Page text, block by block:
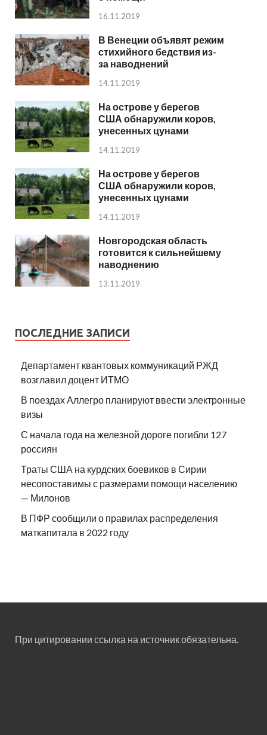
16.11.2019
В Венеции объявят режим
стихийного бедствия из-
за наводнений
14.11.2019
На острове у берегов
США обнаружили коров,
унесенных цунами
14.11.2019
На острове у берегов
США обнаружили коров,
унесенных цунами
14.11.2019
Новгородская область
готовится к сильнейшему
наводнению
13.11.2019
ПОСЛЕДНИЕ ЗАПИСИ
Департамент квантовых коммуникаций РЖД
возглавил доцент ИТМО
В поездах Аллегро планируют ввести электронные
визы
С начала года на железной дороге погибли 127
россиян
Траты США на курдских боевиков в Сирии
несопоставимы с размерами помощи населению
— Милонов
В ПФР сообщили о правилах распределения
маткапитала в 2022 году
При цитировании ссылка на источник обязательна.